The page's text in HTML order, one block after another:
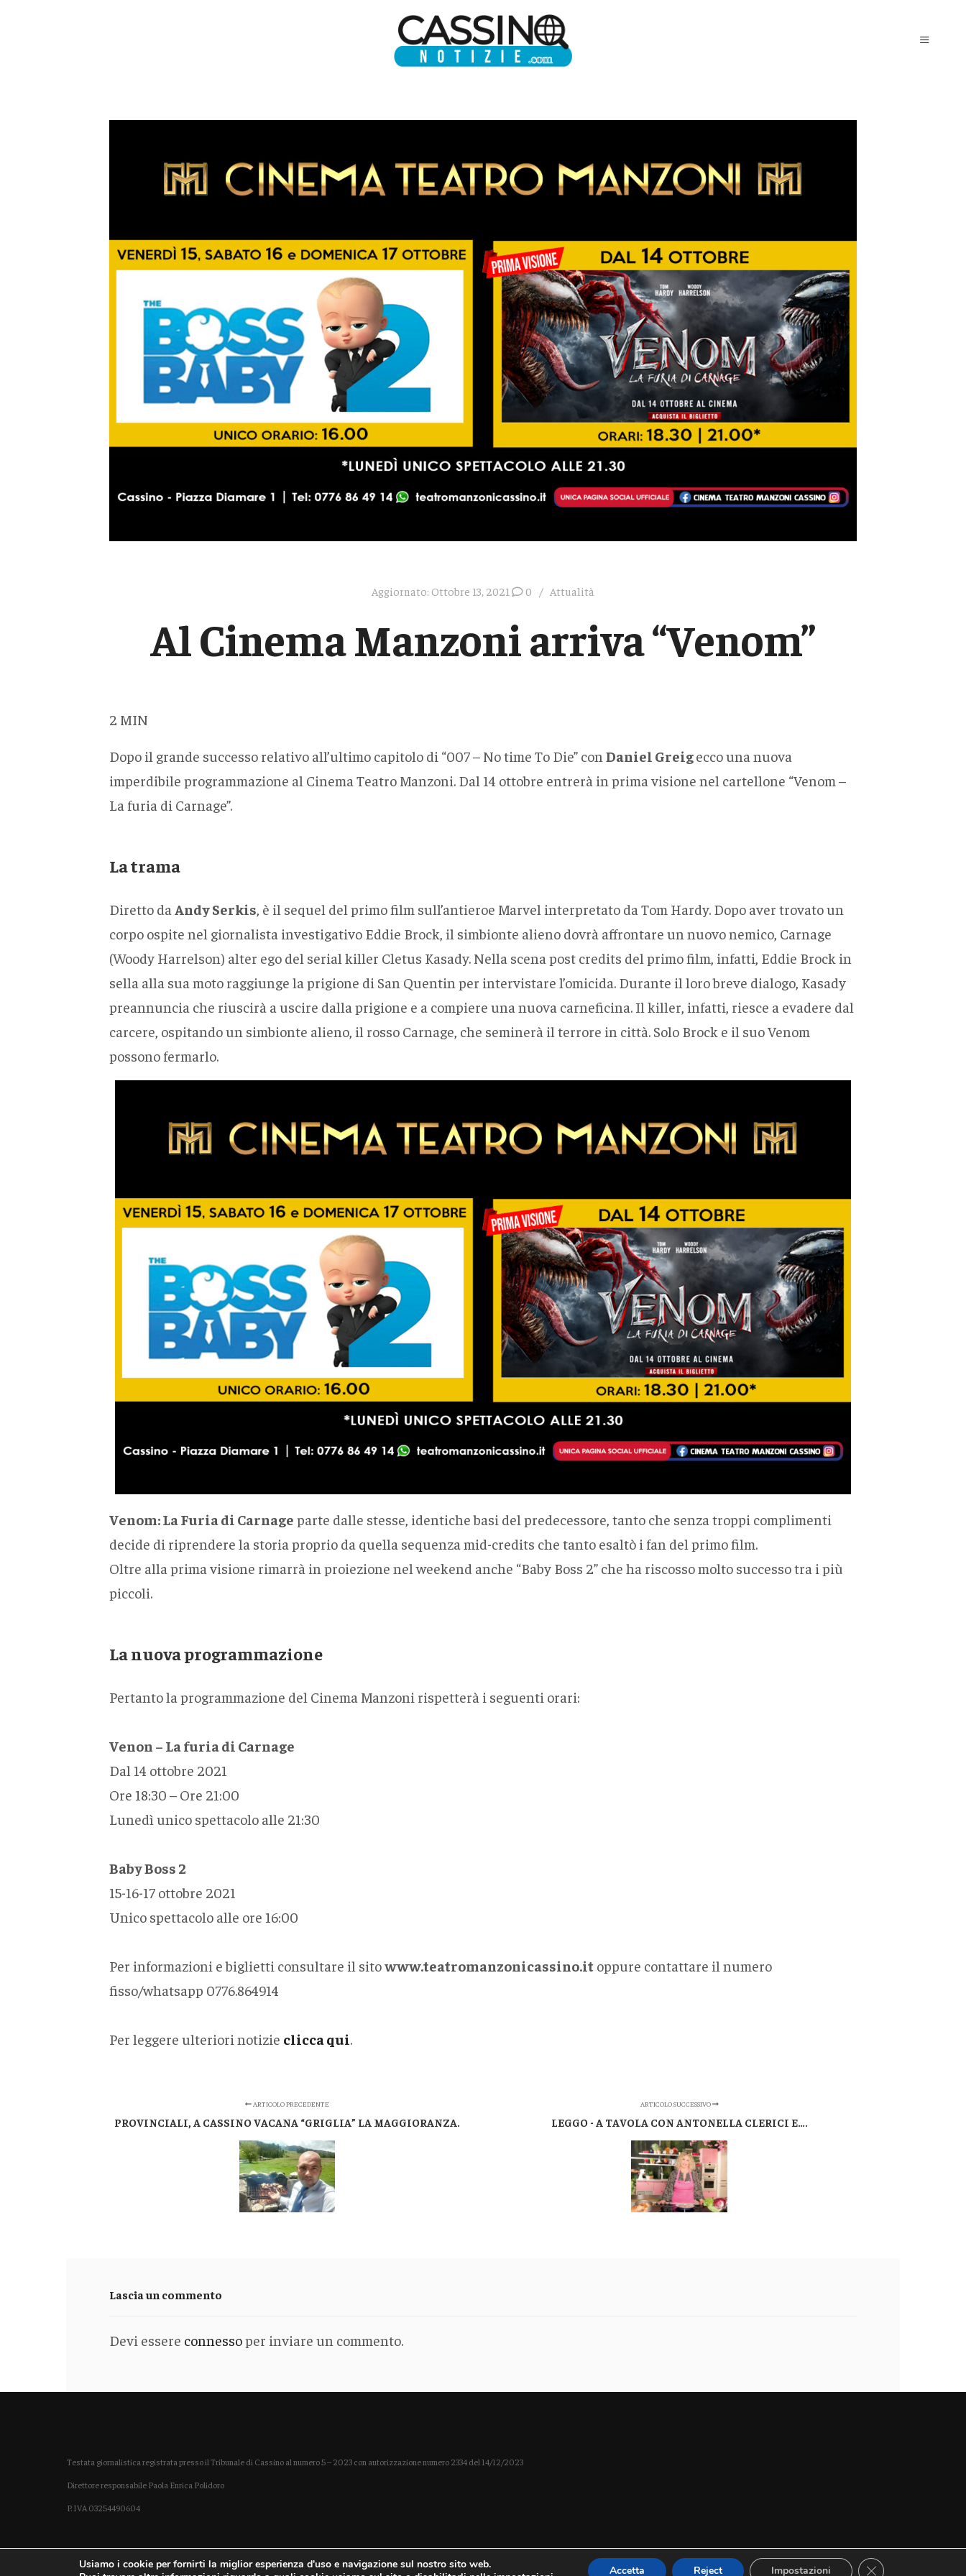
Aggiornato: Ottobre 13, 2021 0 Attualità
Al Cinema Manzoni arriva “Venom”
2 MIN
Dopo il grande successo relativo all’ultimo capitolo di “007 – No time To Die” con Daniel Greigecco una nuova
imperdibile programmazione al Cinema Teatro Manzoni. Dal 14 ottobre entrerà in prima visione nel cartellone “Venom –
La furia di Carnage”.
La trama
Diretto da Andy Serkis , è il sequel del primo film sull’antieroe Marvel interpretato da Tom Hardy. Dopo aver trovato un
corpo ospite nel giornalista investigativo Eddie Brock, il simbionte alieno dovrà affrontare un nuovo nemico, Carnage
(Woody Harrelson) alter ego del serial killer Cletus Kasady. Nella scena post credits del primo film, infatti, Eddie Brock in
sella alla sua moto raggiunge la prigione di San Quentin per intervistare l’omicida. Durante il loro breve dialogo, Kasady
preannuncia che riuscirà a uscire dalla prigione e a compiere una nuova carneficina. Il killer, infatti, riesce a evadere dal
carcere, ospitando un simbionte alieno, il rosso Carnage, che seminerà il terrore in città. Solo Brock e il suo Venom
possono fermarlo.
Venom: La Furia di Carnage parte dalle stesse, identiche basi del predecessore, tanto che senza troppi complimenti
decide di riprendere la storia proprio da quella sequenza mid-credits che tanto esaltò i fan del primo film.
Oltre alla prima visione rimarrà in proiezione nel weekend anche “Baby Boss 2” che ha riscosso molto successo tra i più
piccoli.
La nuova programmazione
Pertanto la programmazione del Cinema Manzoni rispetterà i seguenti orari:
Venon – La furia di Carnage
Dal 14 ottobre 2021
Ore 18:30 – Ore 21:00
Lunedì unico spettacolo alle 21:30
Baby Boss 2
15-16-17 ottobre 2021
Unico spettacolo alle ore 16:00
Per informazioni e biglietti consultare il sitowww.teatromanzonicassino.it oppure contattare il numero
fisso/whatsapp 0776.864914
Per leggere ulteriori notizie clicca qui.
ARTICOLO PRECEDENTE
PROVINCIALI, A CASSINO VACANA “GRIGLIA” LA MAGGIORANZA.
ARTICOLO SUCCESSIVO
LEGGO - A TAVOLA CON ANTONELLA CLERICI E….
Lascia un commento
Devi essere connessoper inviare un commento.
Testata giornalistica registrata presso il Tribunale di Cassino al numero 5 – 2023 con autorizzazione numero 2334 del 14/12/2023
Direttore responsabile Paola Enrica Polidoro
P. IVA 03254490604
Usiamo i cookie per fornirti la miglior esperienza d'uso e navigazione sul nostro sito web.
Accetta Reject Impostazioni Close GDPR Cookie